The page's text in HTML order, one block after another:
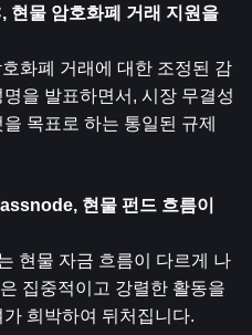
현물 암호화폐 거래 지원을
화폐 거래에 대한 조정된 감
을 발표하면서, 시장 무결성
목표로 하는 통일된 규제
현물 펀드 흐름이
현물 자금 흐름이 다르게 나
집중적이고 강렬한 활동을
희박하여 뒤처집니다.